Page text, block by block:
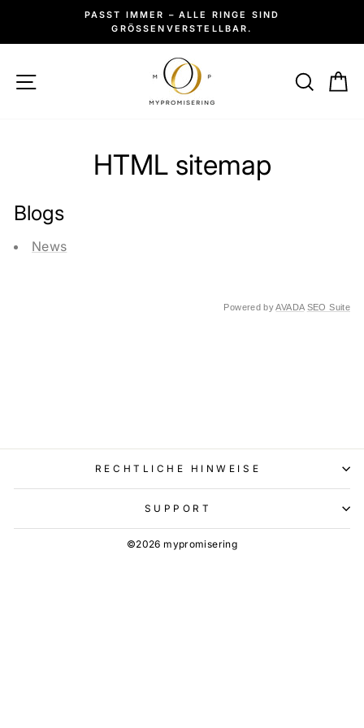
Inhalt
Pause
PASST IMMER – ALLE RINGE SIND
GRÖSSENVERSTELLBAR.
SEITENNAVIGATION
HTML sitemap
Blogs
News
Powered byAVADA SEO Suite
RECHTLICHE HINWEISE
SUPPORT
©2026 mypromisering